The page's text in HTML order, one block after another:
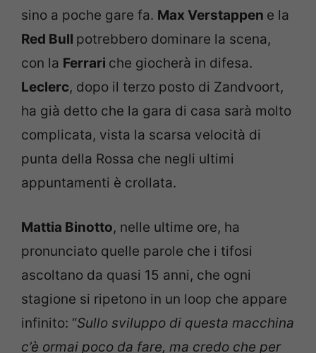
sino a poche gare fa. Max Verstappen e la
Red Bull potrebbero dominare la scena,
con la Ferrari che giocherà in difesa.
Leclerc, dopo il terzo posto di Zandvoort,
ha già detto che la gara di casa sarà molto
complicata, vista la scarsa velocità di
punta della Rossa che negli ultimi
appuntamenti è crollata.
Mattia Binotto, nelle ultime ore, ha
pronunciato quelle parole che i tifosi
ascoltano da quasi 15 anni, che ogni
stagione si ripetono in un loop che appare
infinito: “Sullo sviluppo di questa macchina
c’è ormai poco da fare, ma credo che per